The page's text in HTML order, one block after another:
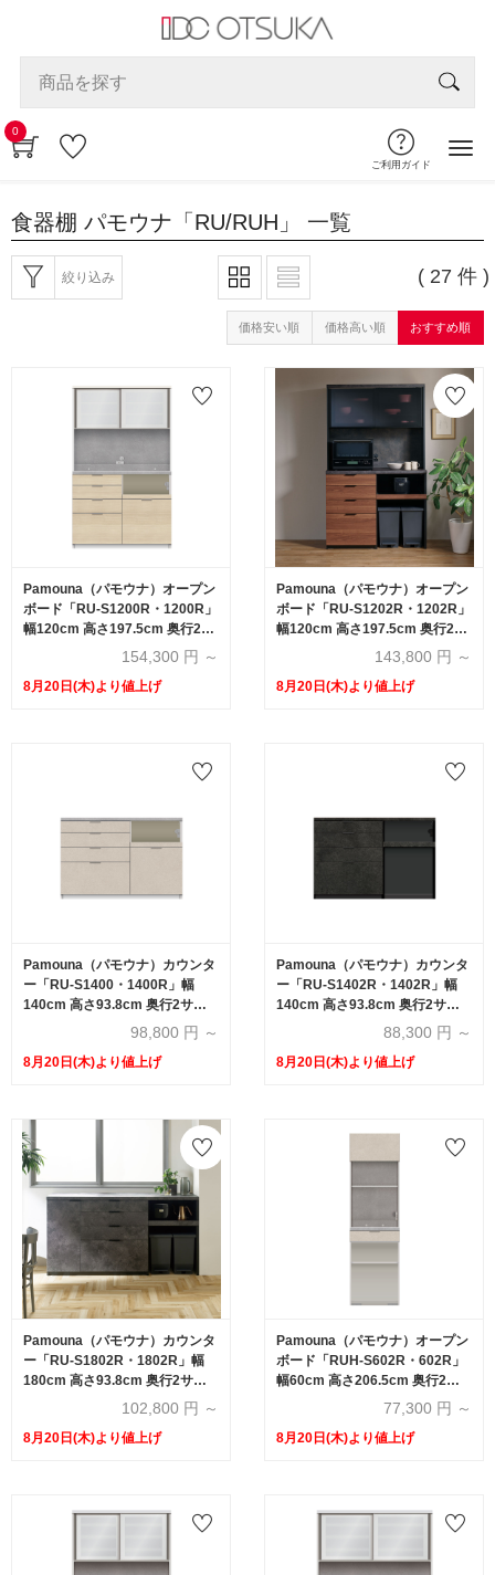
0
ご利用ガイド
食器棚 パモウナ「RU/RUH」 一覧
絞り込み ( 27 件 )
価格安い順 価格高い順 おすすめ順
Pamouna（パモウナ）オープン
ボード「RU-S1200R・1200R」
幅120cm 高さ197.5cm 奥行2サ
イズ（44.5cm・50cm）下台引
154,300 円 ～
8月20日(木)より値上げ
Pamouna（パモウナ）オープン
ボード「RU-S1202R・1202R」
幅120cm 高さ197.5cm 奥行2サ
イズ（44.5cm・50cm）下台オ
143,800 円 ～
8月20日(木)より値上げ
Pamouna（パモウナ）カウンタ
ー「RU-S1400・1400R」幅
140cm 高さ93.8cm 奥行2サイ
ズ（44.5cm・50cm）全4色
98,800 円 ～
8月20日(木)より値上げ
Pamouna（パモウナ）カウンタ
ー「RU-S1402R・1402R」幅
140cm 高さ93.8cm 奥行2サイ
ズ（44.5cm・50cm）全4色
88,300 円 ～
8月20日(木)より値上げ
Pamouna（パモウナ）カウンタ
ー「RU-S1802R・1802R」幅
180cm 高さ93.8cm 奥行2サイ
ズ（44.5cm・50cm）全4色
102,800 円 ～
8月20日(木)より値上げ
Pamouna（パモウナ）オープン
ボード「RUH-S602R・602R」
幅60cm 高さ206.5cm 奥行2サ
イズ（44.5cm・50cm）全4色
77,300 円 ～
8月20日(木)より値上げ